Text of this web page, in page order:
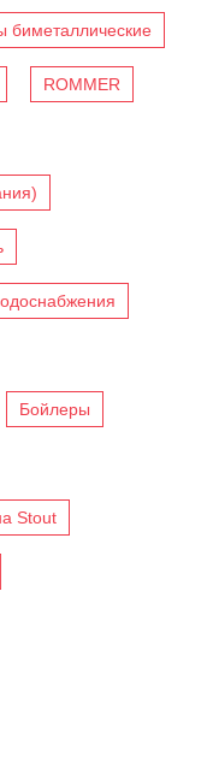
биметаллические
ROMMER
Бойлеры
Stout